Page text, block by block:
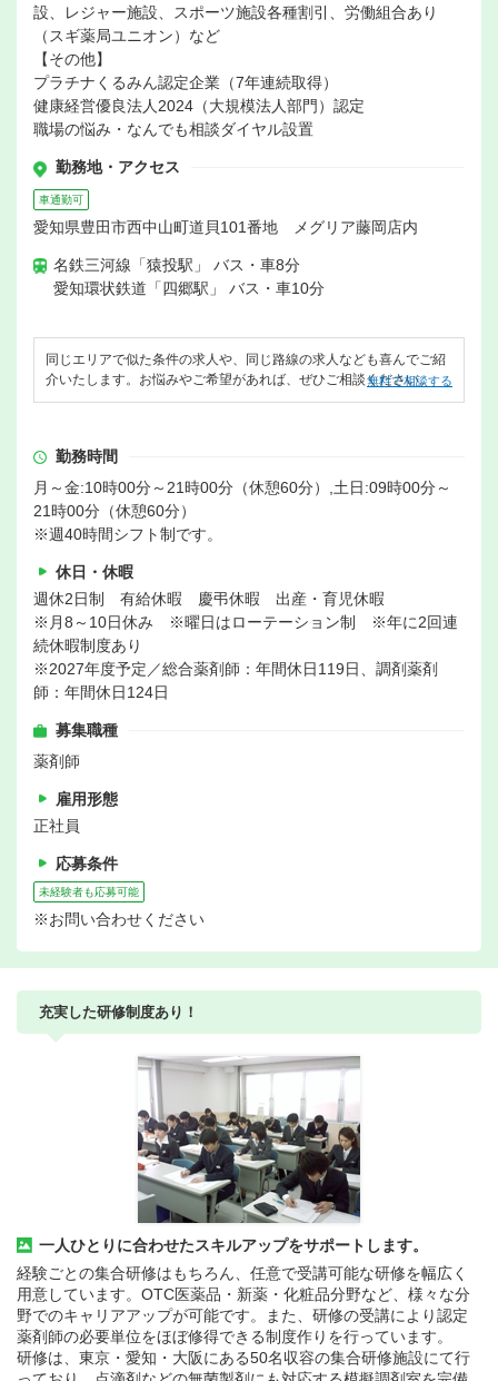
設、レジャー施設、スポーツ施設各種割引、労働組合あり
（スギ薬局ユニオン）など
【その他】
プラチナくるみん認定企業（7年連続取得）
健康経営優良法人2024（大規模法人部門）認定
職場の悩み・なんでも相談ダイヤル設置
勤務地・アクセス
車通勤可
愛知県豊田市西中山町道貝101番地 メグリア藤岡店内
名鉄三河線「猿投駅」 バス・車8分
愛知環状鉄道「四郷駅」 バス・車10分
同じエリアで似た条件の求人や、同じ路線の求人なども喜んでご紹
介いたします。お悩みやご希望があれば、ぜひご相談ください。
無料で相談する
勤務時間
月～金:10時00分～21時00分（休憩60分）,土日:09時00分～
21時00分（休憩60分）
※週40時間シフト制です。
休日・休暇
週休2日制 有給休暇 慶弔休暇 出産・育児休暇
※月8～10日休み ※曜日はローテーション制 ※年に2回連
続休暇制度あり
※2027年度予定／総合薬剤師：年間休日119日、調剤薬剤
師：年間休日124日
募集職種
薬剤師
雇用形態
正社員
応募条件
未経験者も応募可能
※お問い合わせください
充実した研修制度あり！
一人ひとりに合わせたスキルアップをサポートします。
経験ごとの集合研修はもちろん、任意で受講可能な研修を幅広く
用意しています。OTC医薬品・新薬・化粧品分野など、様々な分
野でのキャリアアップが可能です。また、研修の受講により認定
薬剤師の必要単位をほぼ修得できる制度作りを行っています。
研修は、東京・愛知・大阪にある50名収容の集合研修施設にて行